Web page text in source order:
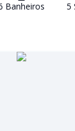
Banheiros 5